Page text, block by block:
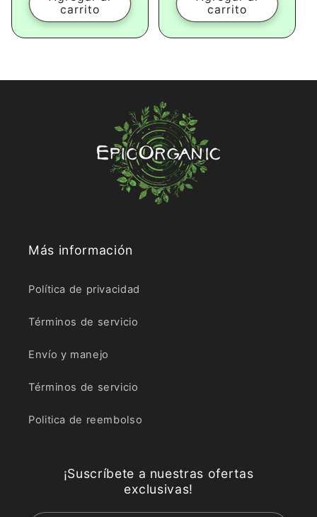
carrito
carrito
Más información
Política de privacidad
Términos de servicio
Envío y manejo
Términos de servicio
Politica de reembolso
¡Suscríbete a nuestras ofertas
exclusivas!